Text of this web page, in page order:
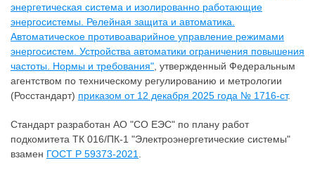
энергетическая система и изолированно работающие
энергосистемы. Релейная защита и автоматика.
Автоматическое противоаварийное управление режимами
энергосистем. Устройства автоматики ограничения повышения
частоты. Нормы и требования" , утвержденный Федеральным
агентством по техническому регулированию и метрологии
(Росстандарт) приказом от 12 декабря 2025 года № 1716-ст.
Стандарт разработан АО "СО ЕЭС" по плану работ
подкомитета ТК 016/ПК-1 "Электроэнергетические системы"
взамен ГОСТ Р 59373-2021